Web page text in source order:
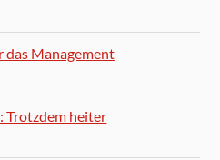
das Management
Trotzdem heiter